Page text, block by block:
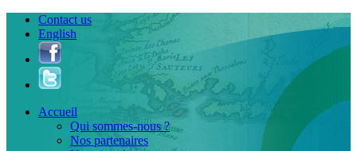
Contact us
English
Accueil
Qui sommes-nous ?
Nos partenaires